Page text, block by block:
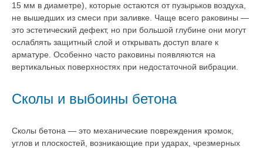
15 мм в диаметре), которые остаются от пузырьков воздуха,
не вышедших из смеси при заливке. Чаще всего раковины —
это эстетический дефект, но при большой глубине они могут
ослаблять защитный слой и открывать доступ влаге к
арматуре. Особенно часто раковины появляются на
вертикальных поверхностях при недостаточной вибрации.
Сколы и выбоины бетона
Сколы бетона — это механические повреждения кромок,
углов и плоскостей, возникающие при ударах, чрезмерных